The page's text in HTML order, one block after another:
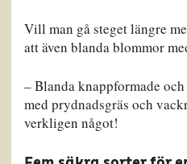
Vill man gå steget längre
att även blanda blommor
– Blanda knappformade
med prydnadsgräs och
verkligen något!